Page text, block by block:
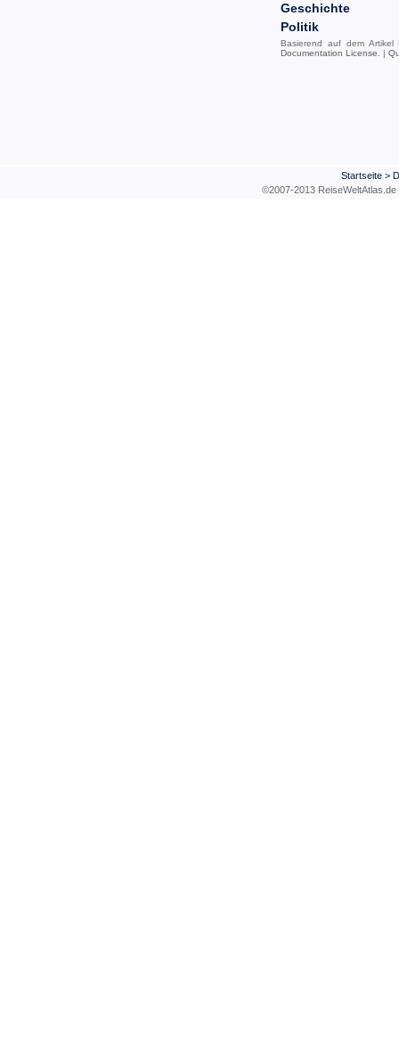
Geschichte
Politik
Basierend auf dem Artikel
Documentation License . |
Startseite>
©2007-2013